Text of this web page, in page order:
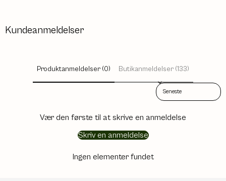
Kundeanmeldelser
Produktanmeldelser (0) Butikanmeldelser (133)
Sort reviews by
Vær den første til at skrive en anmeldelse
Skriv en anmeldelse
Ingen elementer fundet